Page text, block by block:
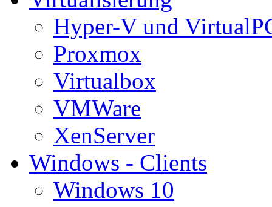
Hyper-V und
Proxmox
Virtualbox
VMWare
XenServer
Windows - Clients
Windows 10